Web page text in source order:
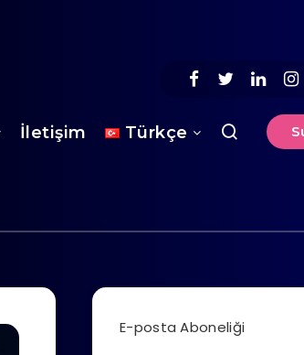
İletişim Türkçe
E-posta Aboneliği